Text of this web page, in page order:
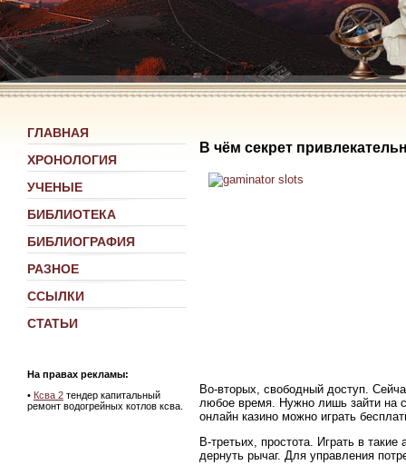
ГЛАВНАЯ
ХРОНОЛОГИЯ
УЧЕНЫЕ
БИБЛИОТЕКА
БИБЛИОГРАФИЯ
РАЗНОЕ
ССЫЛКИ
СТАТЬИ
На правах рекламы:
• Ксва 2 тендер капитальный
ремонт водогрейных котлов ксва.
В чём секрет
Во-вторых, свободный доступ.
любое время. Нужно лишь зайти на
онлайн казино можно играть
В-третьих, простота. Играть в
дернуть рычаг. Для управления